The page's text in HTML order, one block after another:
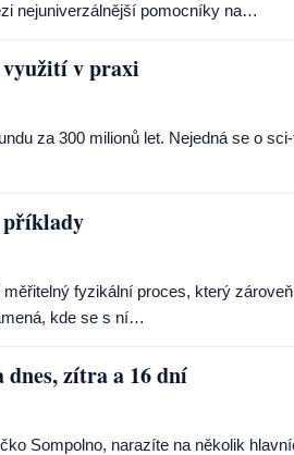
nejuniverzálnější pomocníky na…
využití v praxi
za 300 milionů let. Nejedná se o
příklady
fyzikální proces, který
kde se s ní…
dnes, zítra a 16 dní
Sompolno, narazíte na několik